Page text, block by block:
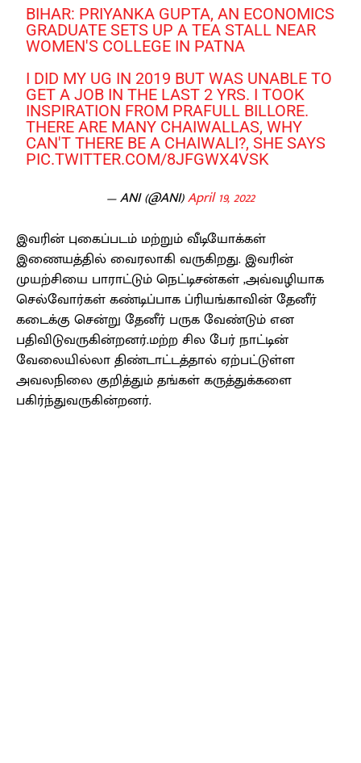
BIHAR: PRIYANKA GUPTA, AN ECONOMICS
GRADUATE SETS UP A TEA STALL NEAR
WOMEN'S COLLEGE IN PATNA
I DID MY UG IN 2019 BUT WAS UNABLE TO
GET A JOB IN THE LAST 2 YRS. I TOOK
INSPIRATION FROM PRAFULL BILLORE.
THERE ARE MANY CHAIWALLAS, WHY
CAN'T THERE BE A CHAIWALI?, SHE SAYS
PIC.TWITTER.COM/8JFGWX4VSK
— ANI (@ANI)April 19, 2022
இவரின் புகைப்படம் மற்றும் வீடியோக்கள்
இணையத்தில் வைரலாகி வருகிறது. இவரின்
முயற்சியை பாராட்டும் நெட்டிசன்கள் ,அவ்வழியாக
செல்வோர்கள் கண்டிப்பாக ப்ரியங்காவின் தேனீர்
கடைக்கு சென்று தேனீர் பருக வேண்டும் என
பதிவிடுவருகின்றனர்.மற்ற சில பேர் நாட்டின்
வேலையில்லா திண்டாட்டத்தால் ஏற்பட்டுள்ள
அவலநிலை குறித்தும் தங்கள் கருத்துக்களை
பகிர்ந்துவருகின்றனர்.